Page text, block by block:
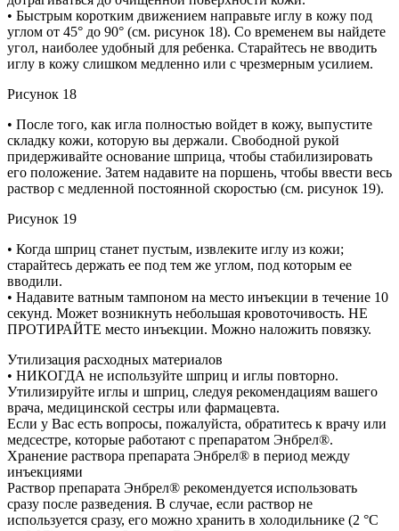
• Быстрым коротким движением направьте иглу в кожу под
углом от 45° до 90° (см. рисунок 18). Со временем вы найдете
угол, наиболее удобный для ребенка. Старайтесь не вводить
иглу в кожу слишком медленно или с чрезмерным усилием.
Рисунок 18
• После того, как игла полностью войдет в кожу, выпустите
складку кожи, которую вы держали. Свободной рукой
придерживайте основание шприца, чтобы стабилизировать
его положение. Затем надавите на поршень, чтобы ввести весь
раствор с медленной постоянной скоростью (см. рисунок 19).
Рисунок 19
• Когда шприц станет пустым, извлеките иглу из кожи;
старайтесь держать ее под тем же углом, под которым ее
вводили.
• Надавите ватным тампоном на место инъекции в течение 10
секунд. Может возникнуть небольшая кровоточивость. НЕ
ПРОТИРАЙТЕ место инъекции. Можно наложить повязку.
Утилизация расходных материалов
• НИКОГДА не используйте шприц и иглы повторно.
Утилизируйте иглы и шприц, следуя рекомендациям вашего
врача, медицинской сестры или фармацевта.
Если у Вас есть вопросы, пожалуйста, обратитесь к врачу или
медсестре, которые работают с препаратом Энбрел®.
Хранение раствора препарата Энбрел® в период между
инъекциями
Раствор препарата Энбрел® рекомендуется использовать
сразу после разведения. В случае, если раствор не
используется сразу, его можно хранить в холодильнике (2 °С